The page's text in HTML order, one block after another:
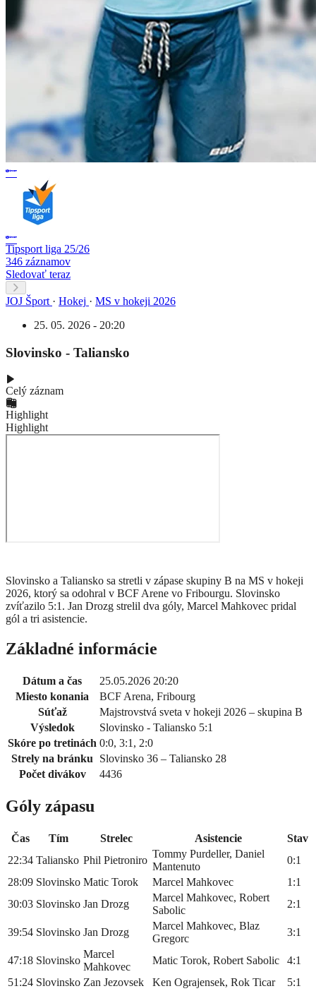
Tipsport liga 25/26
346 záznamov
Sledovať teraz
JOJ Šport · Hokej · MS v hokeji 2026
25. 05. 2026 - 20:20
Slovinsko - Taliansko
Celý záznam
Highlight
Highlight
Slovinsko a Taliansko sa stretli v zápase skupiny B na MS v hokeji
2026, ktorý sa odohral v BCF Arene vo Fribourgu. Slovinsko
zvíťazilo 5:1. Jan Drozg strelil dva góly, Marcel Mahkovec pridal
gól a tri asistencie.
Základné informácie
Dátum a čas
25.05.2026 20:20
Miesto konania
BCF Arena, Fribourg
Súťaž
Majstrovstvá sveta v hokeji 2026 – skupina B
Výsledok
Slovinsko - Taliansko 5:1
Skóre po tretinách 0:0, 3:1, 2:0
Strely na bránku
Slovinsko 36 – Taliansko 28
Počet divákov
4436
Góly zápasu
Čas Tím Strelec Asistencie
Stav
22:34 Taliansko Phil Pietroniro
Tommy Purdeller, Daniel
Mantenuto
0:1
28:09 Slovinsko Matic Torok Marcel Mahkovec
1:1
30:03 Slovinsko Jan Drozg
Marcel Mahkovec, Robert
Sabolic
2:1
39:54 Slovinsko Jan Drozg
Marcel Mahkovec, Blaz
Gregorc
3:1
47:18 Slovinsko
Marcel
Mahkovec
Matic Torok, Robert Sabolic
4:1
51:24 Slovinsko Zan Jezovsek Ken Ograjensek, Rok Ticar 5:1